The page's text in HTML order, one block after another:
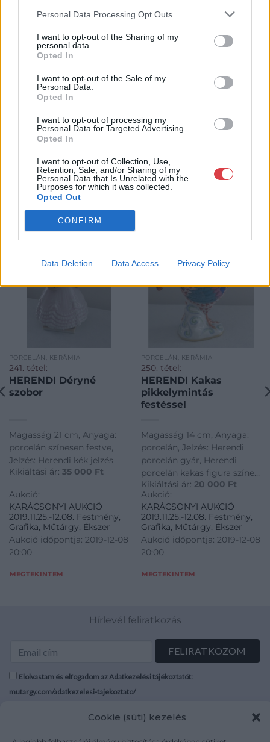
Personal Data Processing Opt Outs
I want to opt-out of the Sharing of my
personal data.
Opted In
I want to opt-out of the Sale of my
Personal Data.
Opted In
I want to opt-out of processing my
Personal Data for Targeted Advertising.
Opted In
I want to opt-out of Collection, Use,
Retention, Sale, and/or Sharing of my
Personal Data that Is Unrelated with the
Purposes for which it was collected.
Opted Out
CONFIRM
Data Deletion Data Access Privacy Policy
Cookie (süti) kezelés
adás-vételével, bizományosi értékesítésével, festmények
lebonyolításával. A weboldalon elérhetőek a cég által kínált
festmények, és egy online aukciós felület is, mely által bárki
számára lehetőség nyílik egy regisztráció után, hogy részt
GALÉRIA TOVÁBBI MŰTÁRGYAI
KAPCSOLÓDÓ MŰTÁRGYAK
PORCELÁN, KERÁMIA
241. tétel:
HERENDI Déryné
szobor
Magasság 21 cm, Anyaga:
porcelán színesen festve,
Jelzés: Herendi kék jelzés
Kikiáltási ár: 35 000 Ft
Aukció:
KARÁCSONYI AUKCIÓ
2019.11.25.-12.08. Festmény,
Grafika, Műtárgy, Ékszer
Aukció időpontja: 2019-12-08
20:00
MEGTEKINTEM
PORCELÁN, KERÁMIA
250. tétel:
HERENDI Kakas
pikkelymintás
festéssel
Magasság 14 cm, Anyaga:
porcelán, Jelzés: Herendi
porcelán gyár, Herendi
porcelán kakas figura színes
pikkelymintás festéssel
Kikiáltási ár: 20 000 Ft
Aukció:
KARÁCSONYI AUKCIÓ
2019.11.25.-12.08. Festmény,
Grafika, Műtárgy, Ékszer
Aukció időpontja: 2019-12-08
20:00
MEGTEKINTEM
Hírlevél feliratkozás
Elolvastam és elfogadom az Adatkezelési tájékoztatót:
mutargy.com/adatkezelesi-tajekoztato/
Médiaajánlat
Áraink
ÁSZF